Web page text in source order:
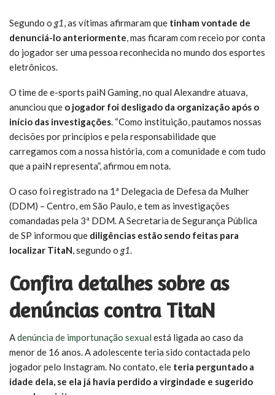
Segundo o g1, as vítimas afirmaram que tinham vontade de
denunciá-lo anteriormente, mas ficaram com receio por conta
do jogador ser uma pessoa reconhecida no mundo dos esportes
eletrônicos.
O time de e-sports paiN Gaming, no qual Alexandre atuava,
anunciou que o jogador foi desligado da organização após o
início das investigações. “Como instituição, pautamos nossas
decisões por princípios e pela responsabilidade que
carregamos com a nossa história, com a comunidade e com tudo
que a paiN representa”, afirmou em nota.
O caso foi registrado na 1ª Delegacia de Defesa da Mulher
(DDM) – Centro, em São Paulo, e tem as investigações
comandadas pela 3ª DDM. A Secretaria de Segurança Pública
de SP informou que diligências estão sendo feitas para
localizar TitaN, segundo o g1.
Confira detalhes sobre as
denúncias contra TitaN
Adenúncia de importunação sexual está ligada ao caso da
menor de 16 anos. A adolescente teria sido contactada pelo
jogador pelo Instagram. No contato, ele teria perguntado a
idade dela, se ela já havia perdido a virgindade e sugerido